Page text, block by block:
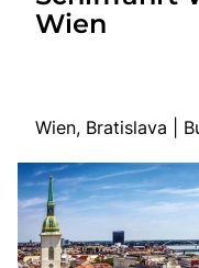
Service
Start
Busreisen
Bus mieten
Wien
Wien, Bratislava |